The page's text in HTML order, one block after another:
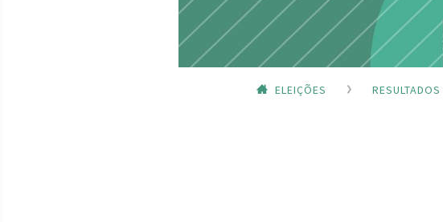
ELEIÇÕES RESULTADOS